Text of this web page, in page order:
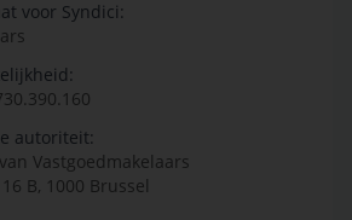
voor Syndici:
autoriteit:
Vastgoedmakelaars
B, 1000 Brussel